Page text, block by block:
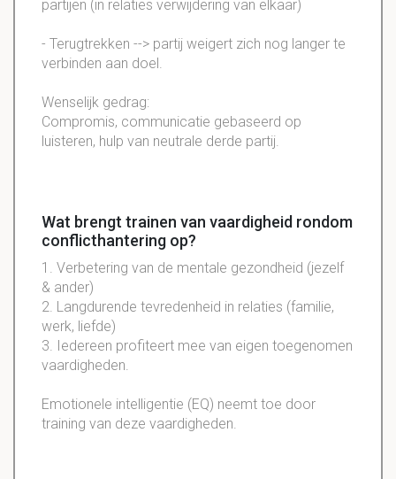
partijen (in relaties verwijdering van elkaar)
- Terugtrekken --> partij weigert zich nog langer te
verbinden aan doel.
Wenselijk gedrag:
Compromis, communicatie gebaseerd op
luisteren, hulp van neutrale derde partij.
Wat brengt trainen van vaardigheid rondom
conflicthantering op?
1. Verbetering van de mentale gezondheid (jezelf
& ander)
2. Langdurende tevredenheid in relaties (familie,
werk, liefde)
3. Iedereen profiteert mee van eigen toegenomen
vaardigheden.
Emotionele intelligentie (EQ) neemt toe door
training van deze vaardigheden.